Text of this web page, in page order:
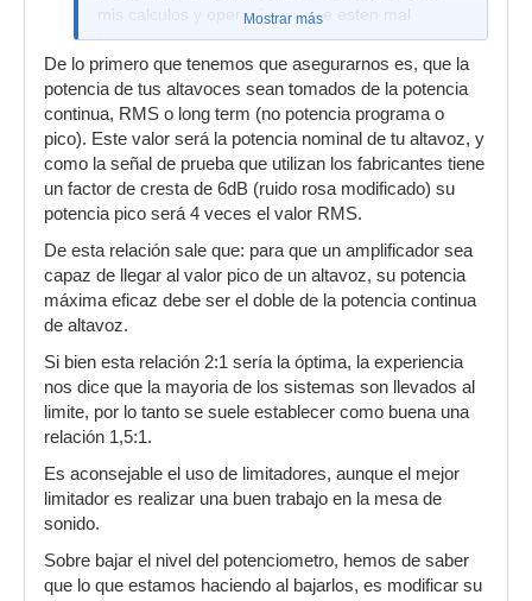
mis calculos y operaciones que esten mal
hechas.
Empezando por trabajar todo a 2Ohms por
agudos tendria un total de 420w, de los cuales el
amp me entrega 750w dando volumen hasta la
mitad; para medios tengo un total de 1200w con
un amp que entrega 1600w tambien con medio
volumen y por ultimo para bajos un total de
3200w con un amp que entrega 1600w con 3/4
de volumen(AQUI CREO QUE ME HACE FALTA
UN PODER)
Mostrar más
De lo primero que tenemos que asegurarnos es, que la
potencia de tus altavoces sean tomados de la potencia
continua, RMS o long term (no potencia programa o
pico). Este valor será la potencia nominal de tu altavoz, y
como la señal de prueba que utilizan los fabricantes tiene
un factor de cresta de 6dB (ruido rosa modificado) su
potencia pico será 4 veces el valor RMS.
De esta relación sale que: para que un amplificador sea
capaz de llegar al valor pico de un altavoz, su potencia
máxima eficaz debe ser el doble de la potencia continua
de altavoz.
Si bien esta relación 2:1 sería la óptima, la experiencia
nos dice que la mayoria de los sistemas son llevados al
limite, por lo tanto se suele establecer como buena una
relación 1,5:1.
Es aconsejable el uso de limitadores, aunque el mejor
limitador es realizar una buen trabajo en la mesa de
sonido.
Sobre bajar el nivel del potenciometro, hemos de saber
que lo que estamos haciendo al bajarlos, es modificar su